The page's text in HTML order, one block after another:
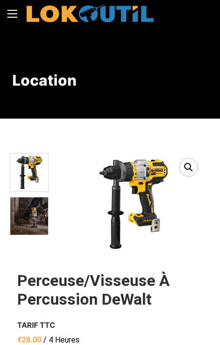
Location
Perceuse/Visseuse À
Percussion DeWalt
TARIF TTC
€28.00 / 4 Heures